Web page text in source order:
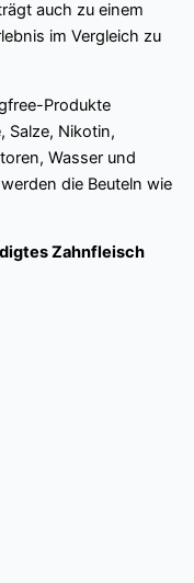
auch zu einem
im Vergleich zu
Produkte
Salze, Nikotin,
Wasser und
die Beuteln wie
Zahnfleisch